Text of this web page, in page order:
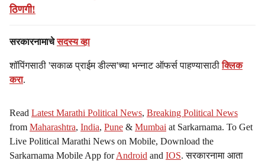
ठिणगी!
सरकारनामाचेसदस्य व्हा
शॉपिंगसाठी 'सकाळ प्राईम डील्स'च्या भन्नाट ऑफर्स पाहण्यासाठीक्लिक
करा.
Read Latest Marathi Political News, Breaking Political News
from Maharashtra, India, Pune & Mumbai at Sarkarnama. To Get
Live Political Marathi News on Mobile, Download the
Sarkarnama Mobile App forAndroid and IOS. सरकारनामा आता